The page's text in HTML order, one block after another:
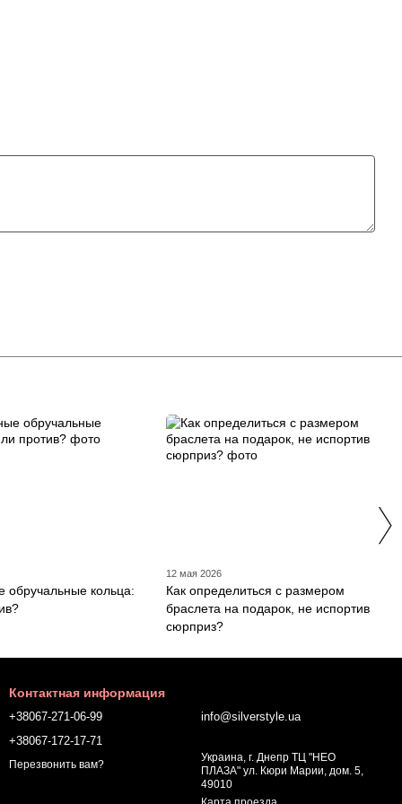
обручальные кольца:
12 мая 2026
Как определиться с размером
браслета на подарок, не испортив
сюрприз?
Контактная информация
+38067-271-06-99
+38067-172-17-71
Перезвонить вам?
info@silverstyle.ua
Украина, г. Днепр ТЦ "НЕО
ПЛАЗА" ул. Кюри Марии, дом. 5,
49010